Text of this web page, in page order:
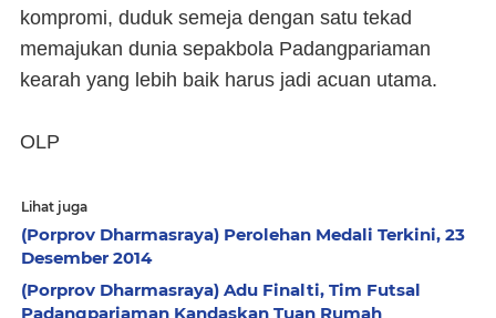
kompromi, duduk semeja dengan satu tekad
memajukan dunia sepakbola Padangpariaman
kearah yang lebih baik harus jadi acuan utama.
OLP
Lihat juga
(Porprov Dharmasraya) Perolehan Medali Terkini, 23
Desember 2014
(Porprov Dharmasraya) Adu Finalti, Tim Futsal
Padangpariaman Kandaskan Tuan Rumah